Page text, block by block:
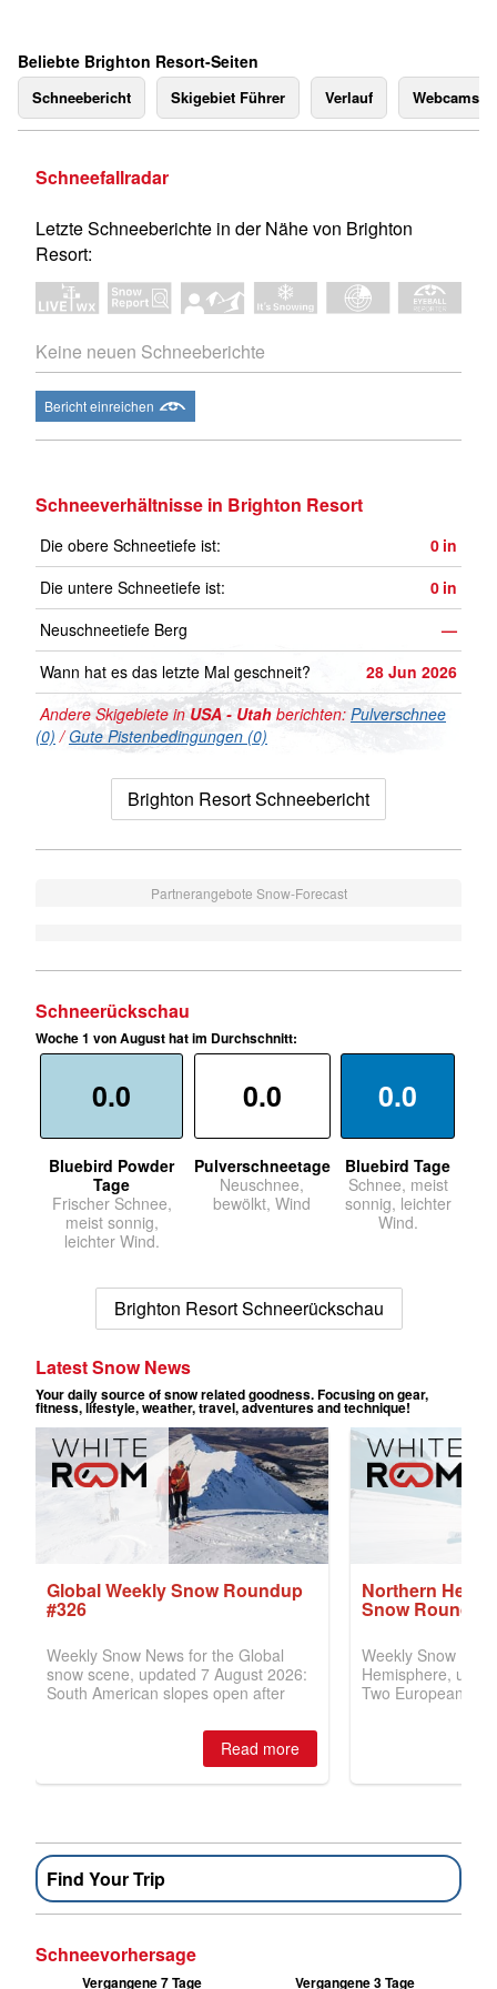
Beliebte Brighton Resort-Seiten
Schneebericht Skigebiet Führer Verlauf Webcams
Schneefallradar
Letzte Schneeberichte in der Nähe von Brighton
Resort:
Keine neuen Schneeberichte
Bericht einreichen
Schneeverhältnisse in Brighton Resort
Die obere Schneetiefe ist: 0 in
Die untere Schneetiefe ist:
0 in
Neuschneetiefe Berg
—
Wann hat es das letzte Mal geschneit?
28 Jun 2026
Andere Skigebiete inUSA - Utah berichten: Pulverschnee
(0) /Gute Pistenbedingungen (0)
Brighton Resort Schneebericht
Partnerangebote Snow-Forecast
Schneerückschau
Woche 1 von August hat im Durchschnitt:
0.0
Bluebird Powder
Tage
Frischer Schnee,
meist sonnig,
leichter Wind.
0.0
Pulverschneetage
Neuschnee,
bewölkt, Wind
0.0
Bluebird Tage
Schnee, meist
sonnig, leichter
Wind.
Brighton Resort Schneerückschau
Find Your Trip
Schneevorhersage
Vergangene 7 Tage Vergangene 3 Tage